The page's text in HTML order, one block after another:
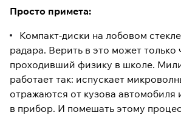
Просто примета:
Компакт-диски на лобовом
радара. Верить в это может только
проходивший физику в школе.
работает так: испускает
отражаются от кузова автомобиля
в прибор. И помешать этому